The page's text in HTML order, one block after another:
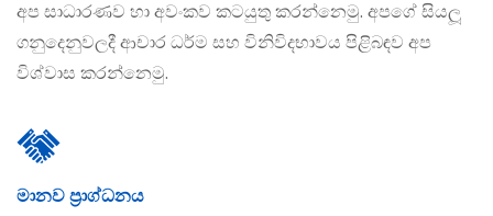
අප සාධාරණව හා අවංකව කටයුතු කරන්නෙමු. අපගේ සියලූ
ගනුදෙනුවලදී ආචාර ධර්ම සහ විනිවිදභාවය පිළිබඳව අප
විශ්වාස කරන්නෙමු.
මානව ප‍්‍රාග්ධනය